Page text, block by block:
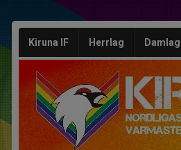
Kiruna IF Herrlag Damlag